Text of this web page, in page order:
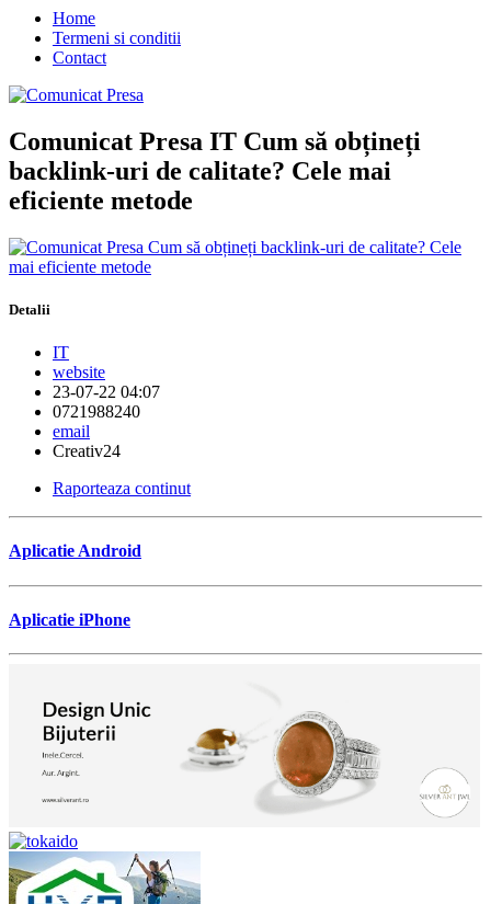
Home
Termeni si conditii
Contact
Comunicat Presa IT Cum să obțineți
backlink-uri de calitate? Cele mai
eficiente metode
Detalii
IT
website
23-07-22 04:07
0721988240
email
Creativ24
Raporteaza continut
Aplicatie Android
Aplicatie iPhone